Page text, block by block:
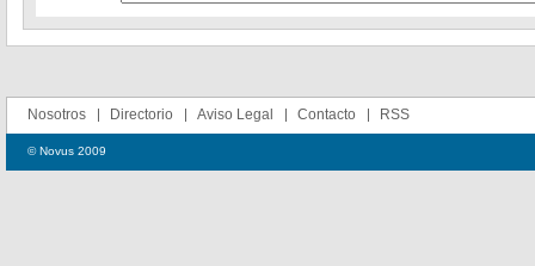
Nosotros Directorio Aviso Legal Contacto RSS
© Novus 2009